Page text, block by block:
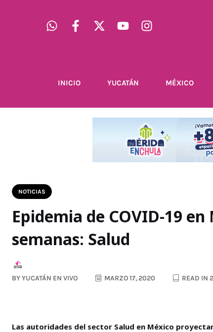
INICIO YUCATÁN MÉXICO
NOTICIAS
Epidemia de COVID-19
semanas: Salud
BYYUCATÁN EN VIVO MARZO 17, 2020 READ IN
Las autoridades del sector Salud en México